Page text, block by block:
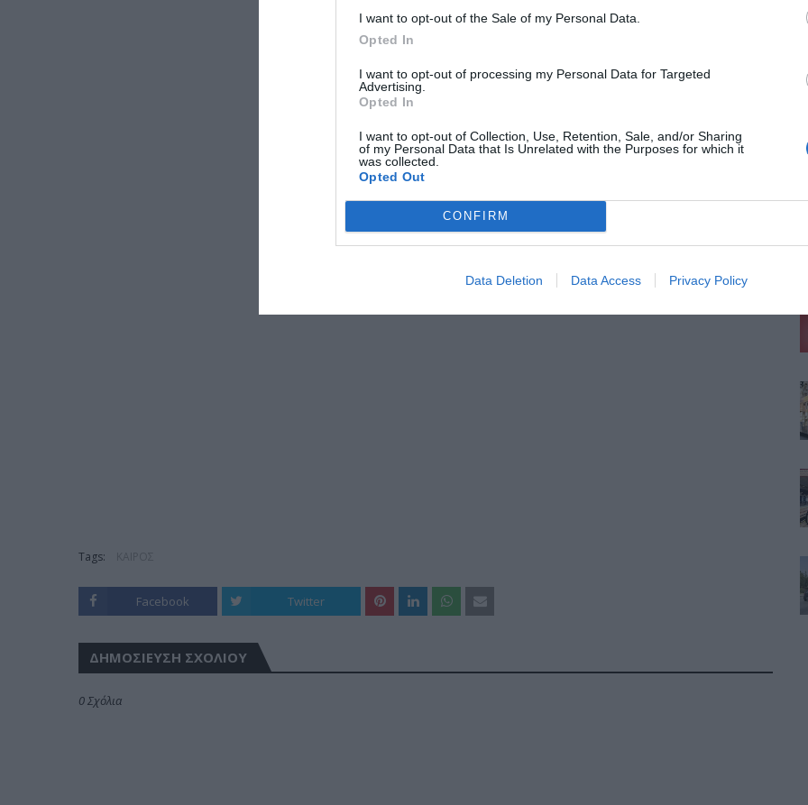
I want to opt-out of the Sale of my Personal Data.
Opted In
I want to opt-out of processing my Personal Data for Targeted
Advertising.
Opted In
I want to opt-out of Collection, Use, Retention, Sale, and/or Sharing
of my Personal Data that Is Unrelated with the Purposes for which it
was collected.
Opted Out
CONFIRM
Data Deletion Data Access Privacy Policy
Tags:
Facebook Twitter
ΔΗΜΟΣΊΕΥΣΗ ΣΧΟΛΊΟΥ
0 Σχόλια